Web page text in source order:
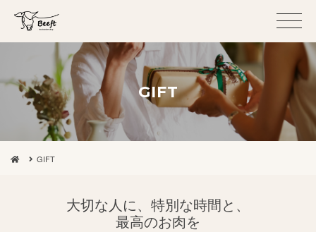
GIFT
GIFT
大切な人に、特別な時間と、
最高のお肉を